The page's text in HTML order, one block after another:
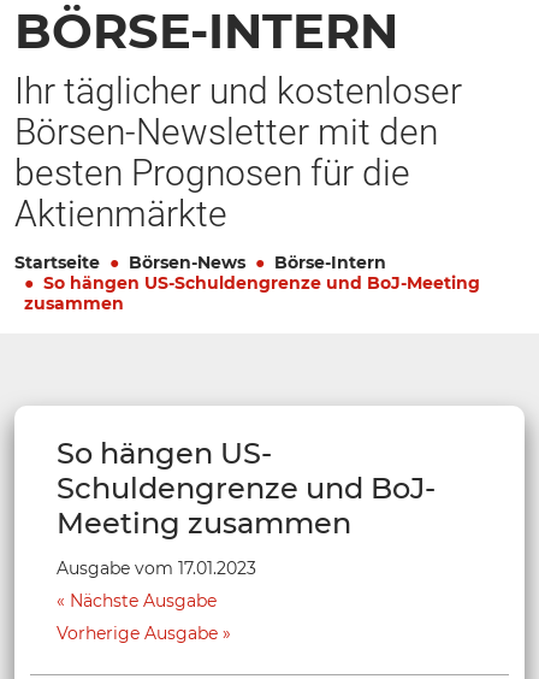
BÖRSE-INTERN
Ihr täglicher und kostenloser
Börsen-Newsletter mit den
besten Prognosen für die
Aktienmärkte
Startseite Börsen-News
Börse-Intern
So hängen US-Schuldengrenze und BoJ-Meeting
zusammen
So hängen US-
Schuldengrenze und BoJ-
Meeting zusammen
Ausgabe vom 17.01.2023
Nächste Ausgabe
Vorherige Ausgabe